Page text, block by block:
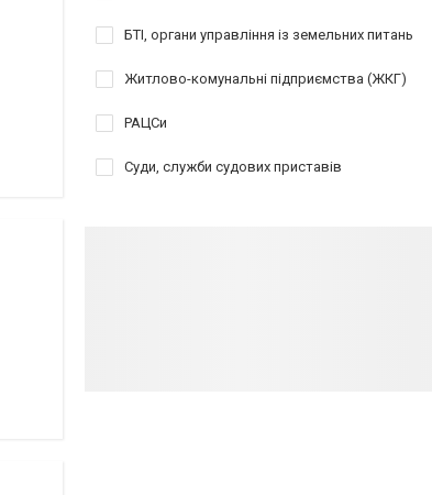
БТІ, органи управління із земельних питань
Житлово-комунальні підприємства (ЖКГ)
РАЦСи
Суди, служби судових приставів